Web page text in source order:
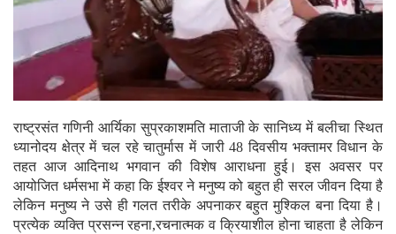
राष्ट्रसंत गणिनी आर्यिका सुप्रकाशमति माताजी के सानिध्य में बलीचा स्थित
ध्यानोदय क्षेत्र में चल रहे चातुर्मास में जारी 48 दिवसीय भक्तामर विधान के
तहत आज आदिनाथ भगवान की विशेष आराधना हुई। इस अवसर पर
आयोजित धर्मसभा में कहा कि ईश्वर ने मनुष्य को बहुत ही सरल जीवन दिया है
लेकिन मनुष्य ने उसे ही गलत तरीके अपनाकर बहुत मुश्किल बना दिया है।
प्रत्येक व्यक्ति प्रसन्न रहना,रचनात्मक व क्रियाशील होना चाहता है लेकिन